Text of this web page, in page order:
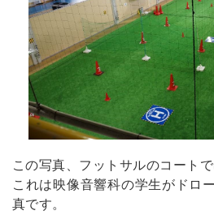
この写真、フットサルのコートで
これは映像音響科の学生がドロ
真です。